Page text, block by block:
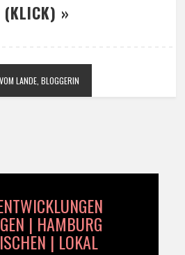
»
LANDE, BLOGGERIN
| HAMBURG
| LOKAL